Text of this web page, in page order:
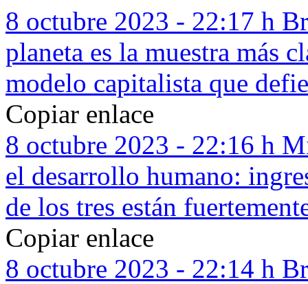
8 octubre 2023 - 22:17 h
planeta es la muestra más
modelo capitalista que
Copiar enlace
8 octubre 2023 - 22:16 h
el desarrollo humano:
de los tres están
Copiar enlace
8 octubre 2023 - 22:14 h